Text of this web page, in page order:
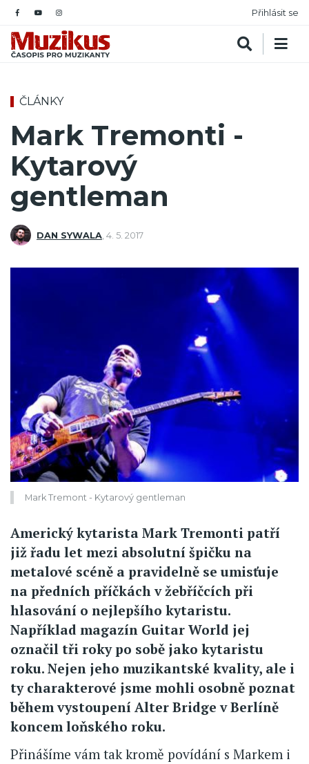
Přihlásit se
ČLÁNKY
Mark Tremonti -
Kytarový
gentleman
DAN SYWALA 4. 5. 2017
Mark Tremont - Kytarový gentleman
Americký kytarista Mark Tremonti patří
již řadu let mezi absolutní špičku na
metalové scéně a pravidelně se umisťuje
na předních příčkách v žebříčcích při
hlasování o nejlepšího kytaristu.
Například magazín Guitar World jej
označil tři roky po sobě jako kytaristu
roku. Nejen jeho muzikantské kvality, ale i
ty charakterové jsme mohli osobně poznat
během vystoupení Alter Bridge v Berlíně
koncem loňského roku.
Přinášíme vám tak kromě povídání s Markem i